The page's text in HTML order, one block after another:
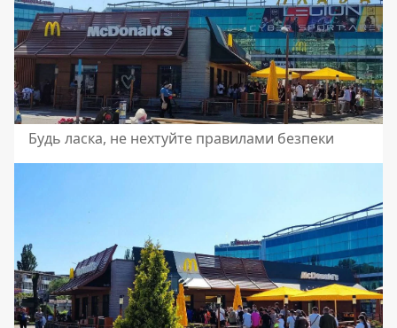
Будь ласка, не нехтуйте правилами безпеки